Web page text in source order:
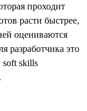
проходит
расти быстрее,
оцениваются
разработчика это
soft skills